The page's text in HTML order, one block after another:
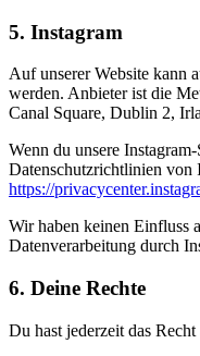
5. Instagram
Auf unserer Website kann
werden. Anbieter ist die
Canal Square, Dublin 2,
Wenn du unsere
Datenschutzrichtlinien von
https://
Wir haben keinen Einfluss
Datenverarbeitung durch
6. Deine Rechte
Du hast jederzeit das Recht